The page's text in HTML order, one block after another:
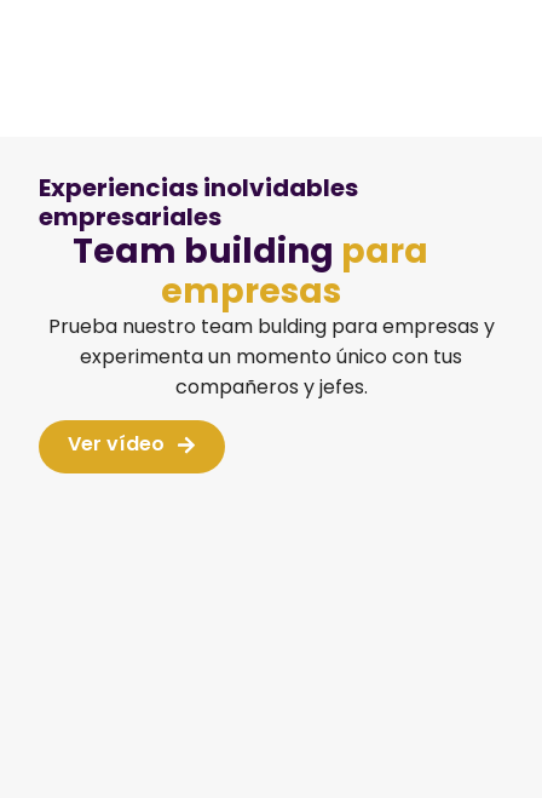
Experiencias inolvidables
empresariales
Team building para
empresas
Prueba nuestro team bulding para empresas y
experimenta un momento único con tus
compañeros y jefes.
Ver vídeo